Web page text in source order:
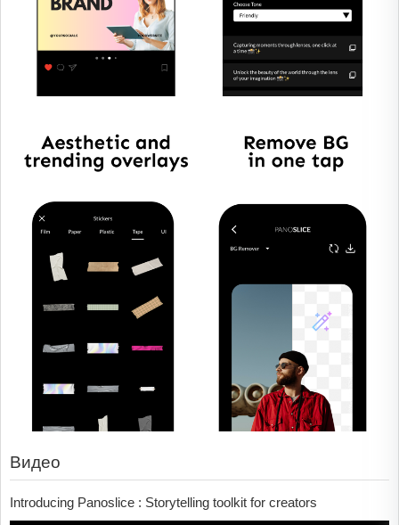
Видео
Introducing Panoslice : Storytelling toolkit for creators